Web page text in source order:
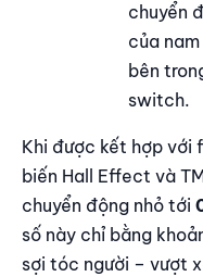
chuyển
của
bên
switch.
Khi được kết hợp
biến Hall Effect và
chuyển động nhỏ tới
số này chỉ bằng
sợi tóc người – vượt